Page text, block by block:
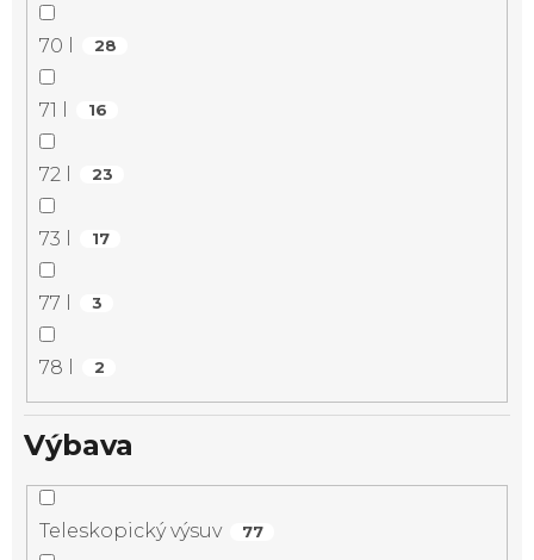
70 l 28
71 l 16
72 l 23
73 l 17
77 l 3
78 l 2
Výbava
Teleskopický výsuv 77